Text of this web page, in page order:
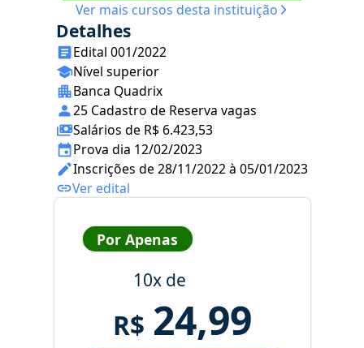
Ver mais cursos desta instituição
Detalhes
Edital 001/2022
Nível superior
Banca Quadrix
25 Cadastro de Reserva vagas
Salários de R$ 6.423,53
Prova dia 12/02/2023
Inscrições de 28/11/2022 à 05/01/2023
Ver edital
Por Apenas
10x de
R$ 24,99